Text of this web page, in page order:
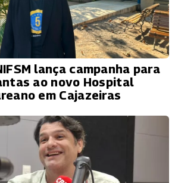
lança campanha para
ao novo Hospital
em Cajazeiras